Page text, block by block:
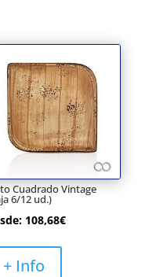
Cuadrado Vintage
6/12 ud.)
108,68€
+ Info